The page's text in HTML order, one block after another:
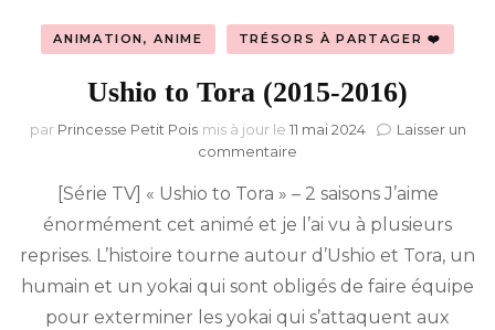
ANIMATION, ANIME TRÉSORS À PARTAGER ❤️
Ushio to Tora (2015-2016)
par Princesse Petit Pois mis à jour le 11 mai 2024
Laisser un
commentaire
to
Tora
2016)
[Série TV] « Ushio to Tora » – 2 saisons J’aime
énormément cet animé et je l’ai vu à plusieurs
reprises. L’histoire tourne autour d’Ushio et Tora, un
humain et un yokai qui sont obligés de faire équipe
pour exterminer les yokai qui s’attaquent aux